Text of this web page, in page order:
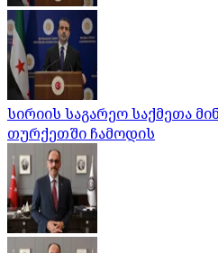
სირიის საგარეო საქმეთა
თურქეთში ჩამოდის